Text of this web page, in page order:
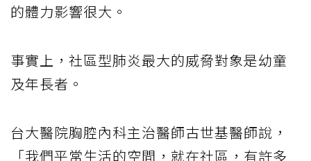
的體力影響很大。
事實上，社區型肺炎最大的威脅對象是幼童
及年長者。
台大醫院胸腔內科主治醫師古世基醫師說，
「我們平常生活的空間，就在社區，有許多